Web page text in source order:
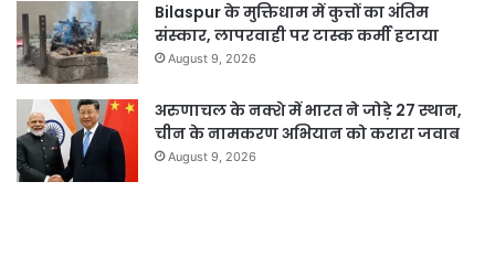
Bilaspur के मुक्तिधाम में कुत्तों का अंतिम
संस्कार, लापरवाही पर टास्क कर्मी हटाया
August 9, 2026
अरुणाचल के नक्शे में भारत ने जोड़े 27 स्थान,
चीन के नामकरण अभियान को करारा जवाब
August 9, 2026